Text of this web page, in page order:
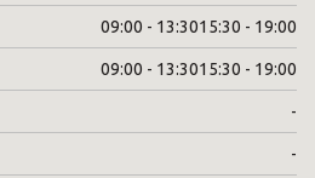
09:00 - 13:3015:30 - 19:00
09:00 - 13:3015:30 - 19:00
-
-